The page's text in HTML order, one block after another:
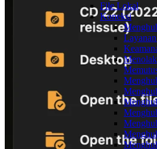
File Lokal
Koneksi